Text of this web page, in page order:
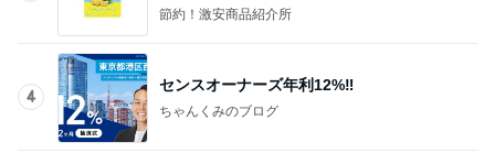
節約！激安商品紹介所
4
センスオーナーズ年利12%‼️
ちゃんくみのブログ